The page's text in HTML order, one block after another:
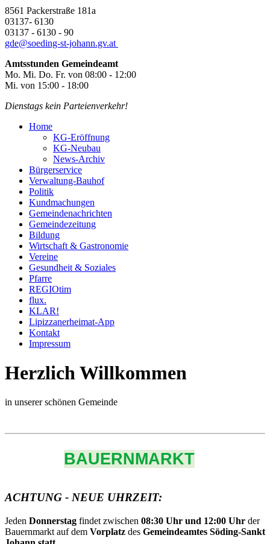
8561 Packerstraße 181a
03137- 6130
03137 - 6130 - 90
gde@soeding-st-johann.gv.at
Amtsstunden Gemeindeamt
Mo. Mi. Do. Fr. von 08:00 - 12:00
Mi. von 15:00 - 18:00
Dienstags kein Parteienverkehr!
Home
KG-Eröffnung
KG-Neubau
News-Archiv
Bürgerservice
Verwaltung-Bauhof
Politik
Kundmachungen
Gemeindenachrichten
Gemeindezeitung
Bildung
Wirtschaft & Gastronomie
Vereine
Gesundheit & Soziales
Pfarre
REGIOtim
flux.
KLAR!
Lipizzanerheimat-App
Kontakt
Impressum
Herzlich Willkommen
in unserer schönen Gemeinde
BAUERNMARKT
ACHTUNG - NEUE UHRZEIT:
Jeden Donnerstag findet zwischen 08:30 Uhr und 12:00 Uhr der
Bauernmarkt auf dem Vorplatz des Gemeindeamtes Söding-Sankt